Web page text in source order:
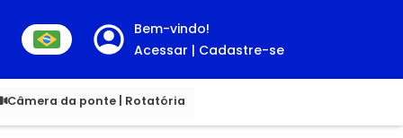
Bem-vindo!
Acessar | Cadastre-se
Câmera da ponte | Rotatória